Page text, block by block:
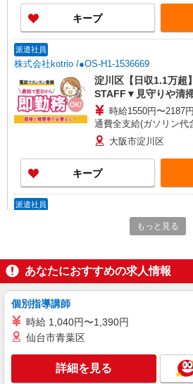
キープ
派遣社員
株式会社kotrio /●OS-H1-1536669
淀川区【日収1.1万超
STAFF▼見守りや清
時給1550円〜2187
通費全支給(ガソリン代
大阪市淀川区
キープ
派遣社員
株式会社kotrio /●OS-H1-2087256
西中島南方駅▼シニ
時給1550円〜2187
通費全支給(ガソリン代
キープ
株式会社kotrio /●OS-H1-1954412
もっと見る
あなたにおすすめの求人情報
個別指導講師
時給 1,040円〜1,390円
仙台市青葉区
詳細を見る